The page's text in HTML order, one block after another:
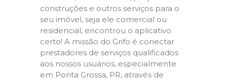
construções e outros serviços para o
seu imóvel, seja ele comercial ou
residencial, encontrou o aplicativo
certo! A missão do Grifo é conectar
prestadores de serviços qualificados
aos nossos usuários, especialmente
em Ponta Grossa, PR, através de